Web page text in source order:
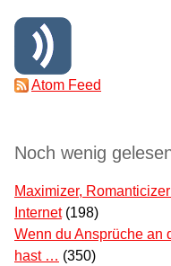
Atom Feed
Noch wenig
Maximizer,
Internet (198)
Wenn du Ansprüche an
hast … (350)